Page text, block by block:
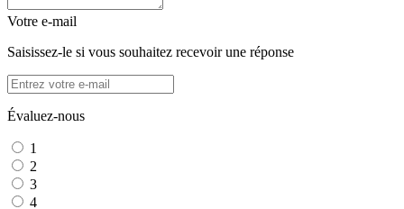
Votre e-mail
Saisissez-le si vous souhaitez recevoir une réponse
Évaluez-nous
1
2
3
4